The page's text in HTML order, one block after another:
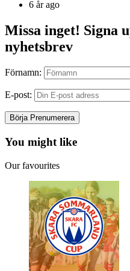
by
6 år ago
Missa inget! Signa
nyhetsbrev
Förnamn:
E-post:
You might like
Our favourites